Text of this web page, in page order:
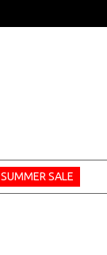
SUMMER SALE